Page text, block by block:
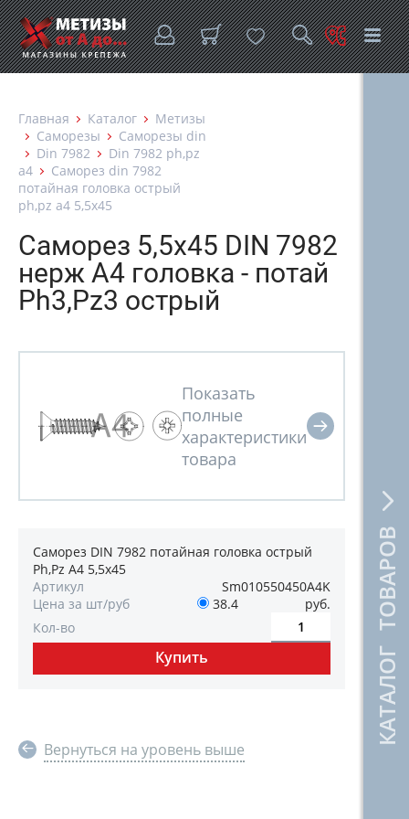
КАТАЛОГ ТОВАРОВ
Главная Каталог
Метизы
Саморезы
Саморезы din
Din 7982
Din 7982 ph,pz
a4
Саморез din 7982
потайная головка острый
ph,pz а4 5,5х45
Саморез 5,5х45 DIN 7982
нерж А4 головка - потай
Ph3,Pz3 острый
Саморез DIN 7982 потайная головка острый
Ph,Pz А4 5,5х45
Артикул
Sm010550450A4K
Цена за шт/руб
38.4
руб.
Кол-во
Вернуться на уровень выше